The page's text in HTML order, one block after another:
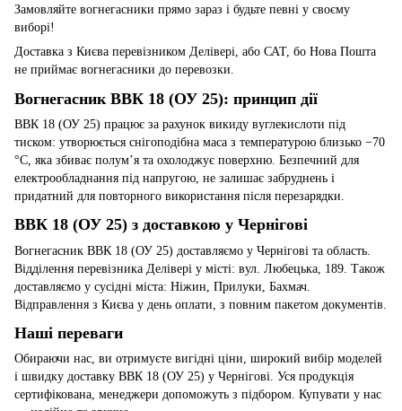
Замовляйте вогнегасники прямо зараз і будьте певні у своєму
виборі!
Доставка з Києва перевізником Делівері, або САТ, бо Нова Пошта
не приймає вогнегасники до перевозки.
Вогнегасник ВВК 18 (ОУ 25): принцип дії
ВВК 18 (ОУ 25) працює за рахунок викиду вуглекислоти під
тиском: утворюється снігоподібна маса з температурою близько −70
°C, яка збиває полум’я та охолоджує поверхню. Безпечний для
електрообладнання під напругою, не залишає забруднень і
придатний для повторного використання після перезарядки.
ВВК 18 (ОУ 25) з доставкою у Чернігові
Вогнегасник ВВК 18 (ОУ 25) доставляємо у Чернігові та область.
Відділення перевізника Делівері у місті: вул. Любецька, 189. Також
доставляємо у сусідні міста: Ніжин, Прилуки, Бахмач.
Відправлення з Києва у день оплати, з повним пакетом документів.
Наші переваги
Обираючи нас, ви отримуєте вигідні ціни, широкий вибір моделей
і швидку доставку ВВК 18 (ОУ 25) у Чернігові. Уся продукція
сертифікована, менеджери допоможуть з підбором. Купувати у нас